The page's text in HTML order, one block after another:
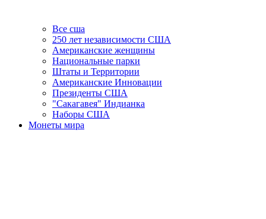
Все сша
250 лет независимости США
Американские женщины
Национальные парки
Штаты и Территории
Американские Инновации
Президенты США
"Сакагавея" Индианка
Наборы США
Монеты мира